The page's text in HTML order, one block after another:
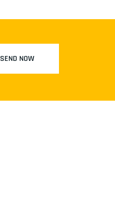
SEND NOW